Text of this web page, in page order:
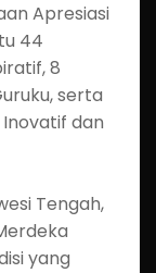
Apresiasi
44
8
serta
dan
Tengah,
yang